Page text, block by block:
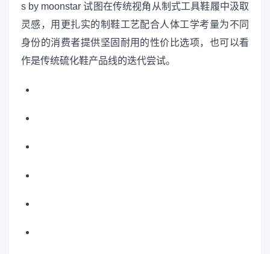
s by moonstar 试图在传统视角从制式工具鞋履中汲取
灵感，用更扎实的制鞋工艺配合人体工学考量为不同
身份的消费者提供坚固耐用的性价比选项，也可以看
作是传统硫化鞋产品线的迭代尝试。